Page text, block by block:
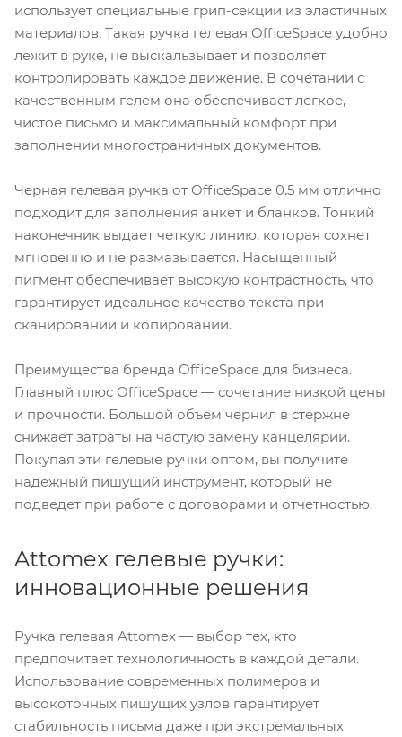
использует специальные грип-секции из эластичных
материалов. Такая ручка гелевая OfficeSpace удобно
лежит в руке, не выскальзывает и позволяет
контролировать каждое движение. В сочетании с
качественным гелем она обеспечивает легкое,
чистое письмо и максимальный комфорт при
заполнении многостраничных документов.
Черная гелевая ручка от OfficeSpace 0.5 мм отлично
подходит для заполнения анкет и бланков. Тонкий
наконечник выдает четкую линию, которая сохнет
мгновенно и не размазывается. Насыщенный
пигмент обеспечивает высокую контрастность, что
гарантирует идеальное качество текста при
сканировании и копировании.
Преимущества бренда OfficeSpace для бизнеса.
Главный плюс OfficeSpace — сочетание низкой цены
и прочности. Большой объем чернил в стержне
снижает затраты на частую замену канцелярии.
Покупая эти гелевые ручки оптом, вы получите
надежный пишущий инструмент, который не
подведет при работе с договорами и отчетностью.
Attomex гелевые ручки:
инновационные решения
Ручка гелевая Attomex — выбор тех, кто
предпочитает технологичность в каждой детали.
Использование современных полимеров и
высокоточных пишущих узлов гарантирует
стабильность письма даже при экстремальных